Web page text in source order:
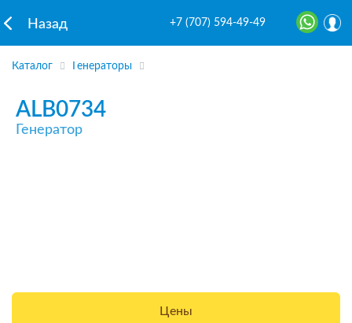
Назад +7 (707) 594-49-49
Каталог Генераторы
ALB0734
Генератор
Цены